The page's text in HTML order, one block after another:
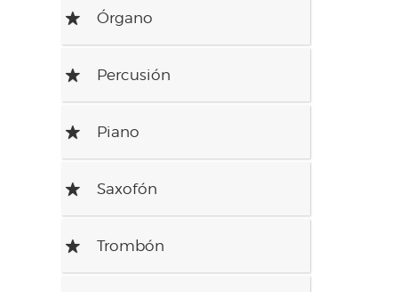
R Órgano
R Percusión
R Piano
R Saxofón
R Trombón